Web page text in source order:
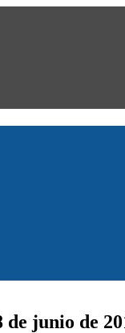
junio de